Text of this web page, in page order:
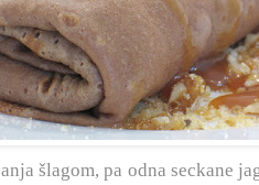
šlagom, pa odna seckane